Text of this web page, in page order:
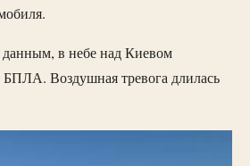
в небе над Киевом
Воздушная тревога длилась